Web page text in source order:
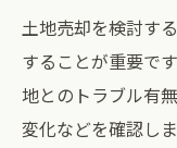
土地売却を検討す
することが重要で
地とのトラブル有
変化などを確認し